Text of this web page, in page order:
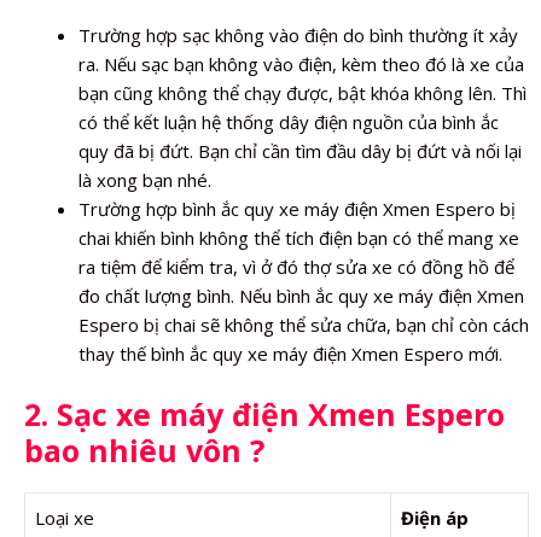
Trường hợp sạc không vào điện do bình thường ít xảy
ra. Nếu sạc bạn không vào điện, kèm theo đó là xe của
bạn cũng không thể chạy được, bật khóa không lên. Thì
có thể kết luận hệ thống dây điện nguồn của bình ắc
quy đã bị đứt. Bạn chỉ cần tìm đầu dây bị đứt và nối lại
là xong bạn nhé.
Trường hợp bình ắc quy xe máy điện Xmen Espero bị
chai khiến bình không thể tích điện bạn có thể mang xe
ra tiệm để kiểm tra, vì ở đó thợ sửa xe có đồng hồ để
đo chất lượng bình. Nếu bình ắc quy xe máy điện Xmen
Espero bị chai sẽ không thể sửa chữa, bạn chỉ còn cách
thay thế bình ắc quy xe máy điện Xmen Espero mới.
2. Sạc xe máy điện Xmen Espero
bao nhiêu vôn ?
Loại xe Điện áp